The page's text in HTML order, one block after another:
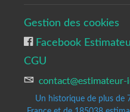
Gestion des cookies
Facebook
CGU
Un historique de plus de